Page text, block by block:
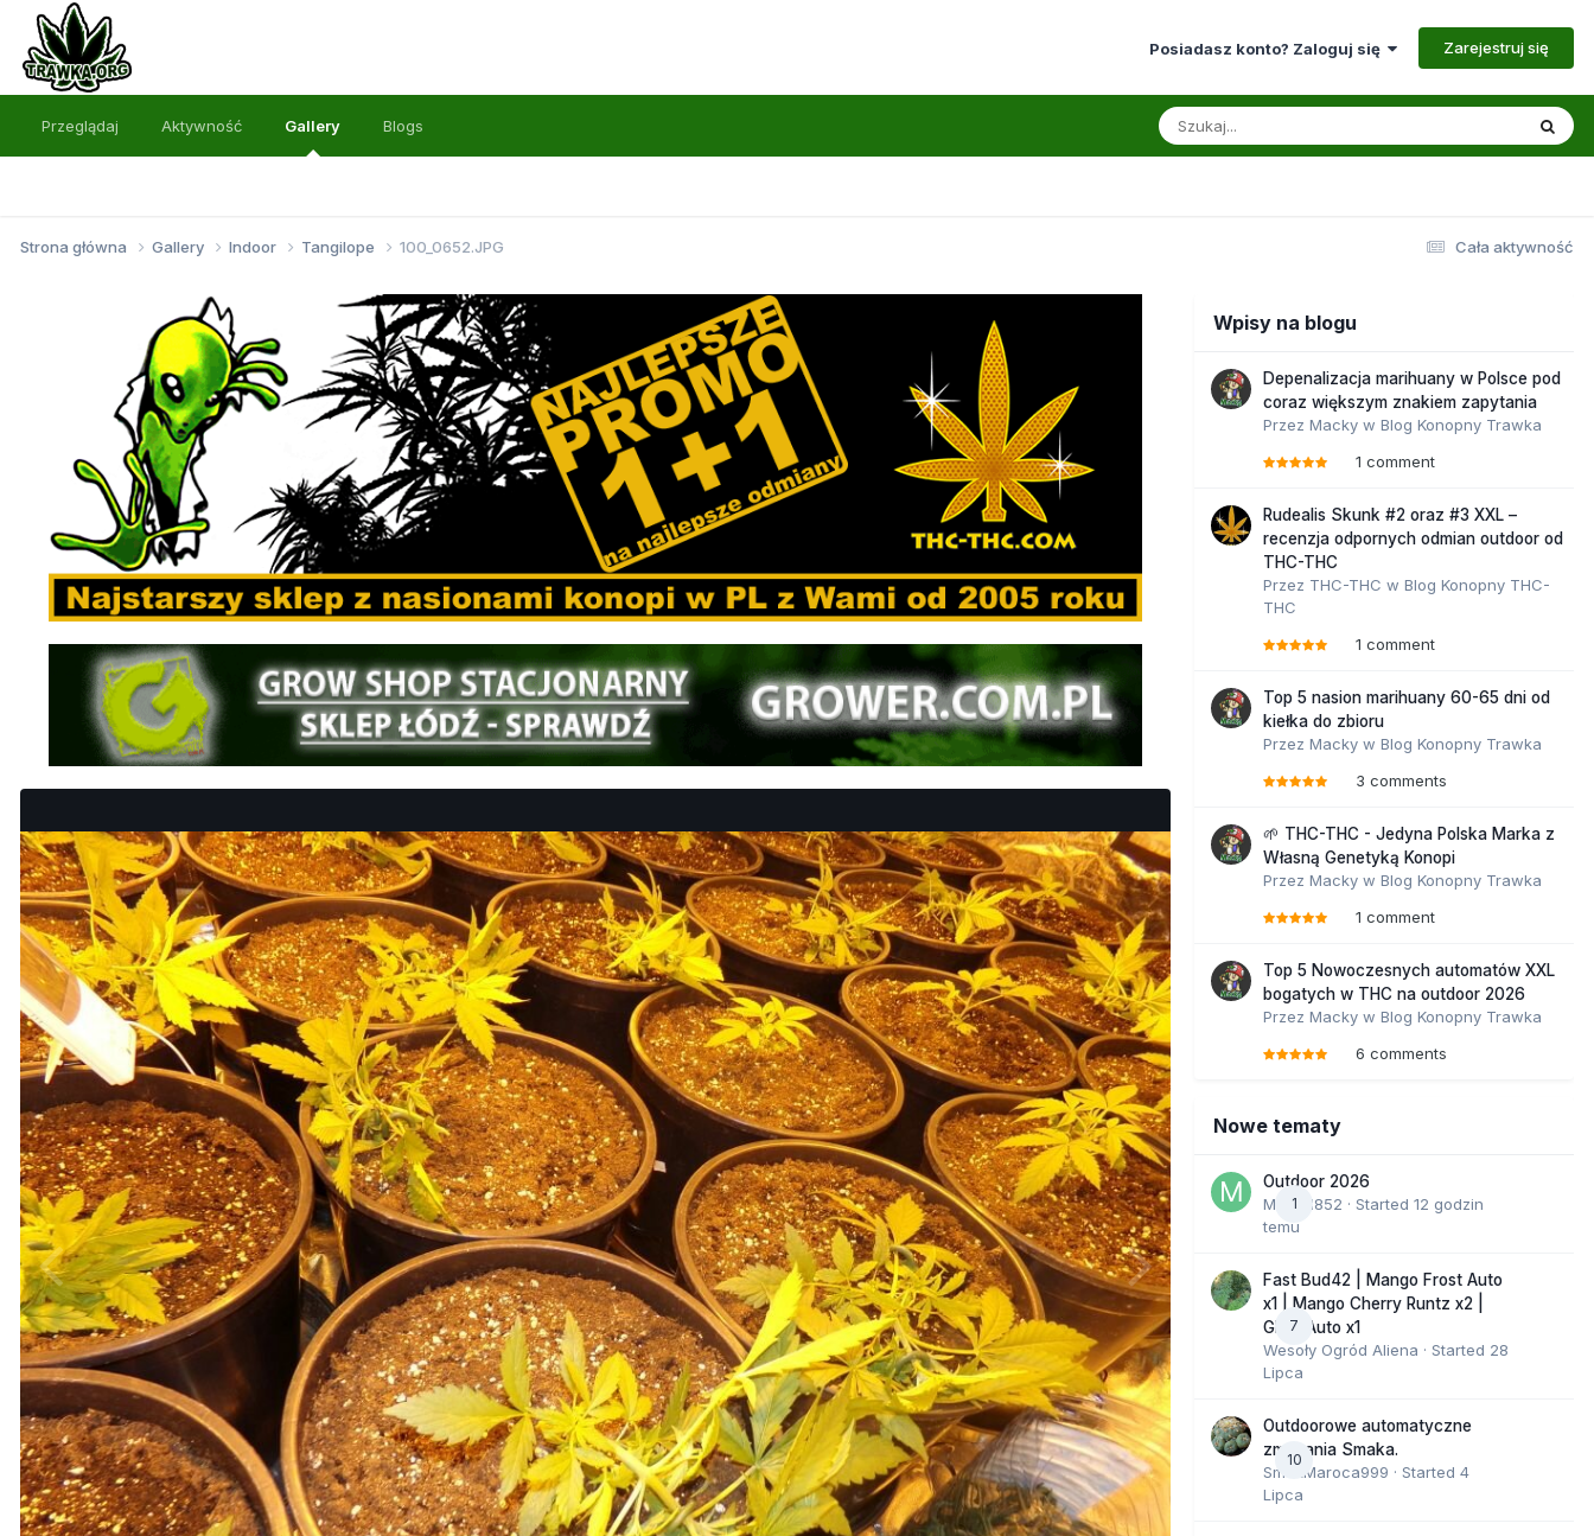
Posiadasz konto? Zaloguj się Zarejestruj się
Przeglądaj Aktywność Gallery Blogs
Cała aktywność
Strona główna Gallery Indoor Tangilope 100_0652.JPG
Wpisy na blogu
Depenalizacja marihuany w Polsce pod
coraz większym znakiem zapytania
Przez Macky w Blog Konopny Trawka
1 comment
Rudealis Skunk #2 oraz #3 XXL –
recenzja odpornych odmian outdoor od
THC-THC
Przez THC-THC w Blog Konopny THC-
THC
1 comment
Top 5 nasion marihuany 60-65 dni od
kiełka do zbioru
Przez Macky w Blog Konopny Trawka
3 comments
🌱 THC-THC - Jedyna Polska Marka z
Własną Genetyką Konopi
Przez Macky w Blog Konopny Trawka
1 comment
Top 5 Nowoczesnych automatów XXL
bogatych w THC na outdoor 2026
Przez Macky w Blog Konopny Trawka
6 comments
Nowe tematy
1
Outdoor 2026
Marcel852 · Started 12 godzin
temu
7
Fast Bud42 | Mango Frost Auto
x1 | Mango Cherry Runtz x2 |
GMO Auto x1
Wesoły Ogród Aliena · Started 28
Lipca
10
Outdoorowe automatyczne
zmagania Smaka.
SmakMaroca999 · Started 4
Lipca